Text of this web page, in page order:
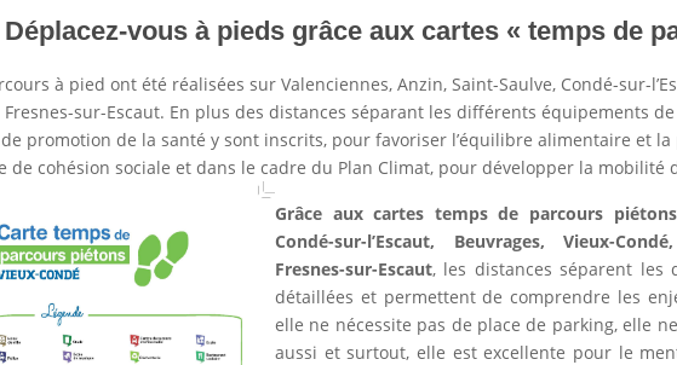
Déplacez-vous à pieds grâce aux cartes « temps de
à pied ont été réalisées sur Valenciennes, Anzin, Saint-Saulve, Condé-sur-
sur-Escaut. En plus des distances séparant les différents équipements
promotion de la santé y sont inscrits, pour favoriser l’équilibre alimentaire et la
de cohésion sociale et dans le cadre du Plan Climat, pour développer la mobilité
Grâce aux cartes temps de parcours
Condé-sur-l’Escaut, Beuvrages, Vieux-
Fresnes-sur-Escaut, les distances séparent les
détaillées et permettent de comprendre les
elle ne nécessite pas de place de parking, elle
aussi et surtout, elle est excellente pour le